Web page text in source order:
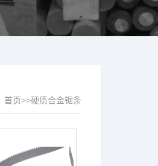
首页>>硬质合金锯条